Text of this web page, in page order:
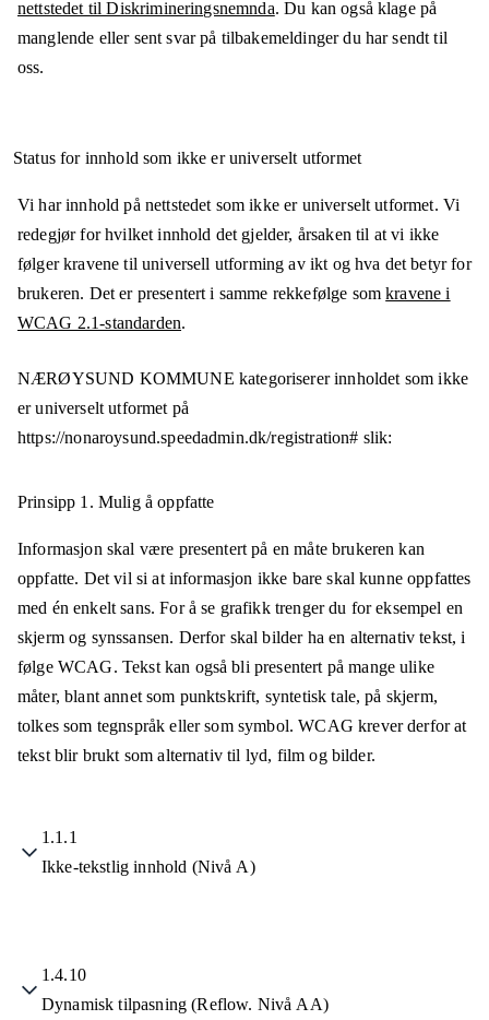
nettstedet til Diskrimineringsnemnda. Du kan også klage på
manglende eller sent svar på tilbakemeldinger du har sendt til
oss.
Status for innhold som ikke er universelt utformet
Vi har innhold på nettstedet som ikke er universelt utformet. Vi
redegjør for hvilket innhold det gjelder, årsaken til at vi ikke
følger kravene til universell utforming av ikt og hva det betyr for
brukeren. Det er presentert i samme rekkefølge somkravene i
WCAG 2.1-standarden.
NÆRØYSUND KOMMUNE kategoriserer innholdet som ikke
er universelt utformet på
https://nonaroysund.speedadmin.dk/registration# slik:
Prinsipp 1. Mulig å oppfatte
Informasjon skal være presentert på en måte brukeren kan
oppfatte. Det vil si at informasjon ikke bare skal kunne oppfattes
med én enkelt sans. For å se grafikk trenger du for eksempel en
skjerm og synssansen. Derfor skal bilder ha en alternativ tekst, i
følge WCAG. Tekst kan også bli presentert på mange ulike
måter, blant annet som punktskrift, syntetisk tale, på skjerm,
tolkes som tegnspråk eller som symbol. WCAG krever derfor at
tekst blir brukt som alternativ til lyd, film og bilder.
1.1.1
Ikke-tekstlig innhold (Nivå A)
1.4.10
Dynamisk tilpasning (Reflow. Nivå AA)